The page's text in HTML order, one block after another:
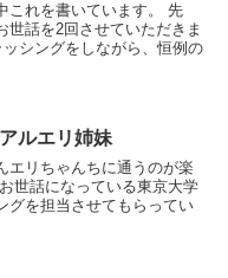
これを書いています。 先
世話を2回させていただきま
シングをしながら、恒例の
ルエリ姉妹
エリちゃんちに通うのが楽
世話になっている東京大学
グを担当させてもらってい